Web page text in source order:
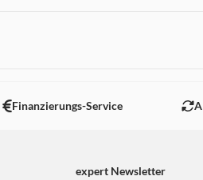
Finanzierungs-Service
expert Newsletter